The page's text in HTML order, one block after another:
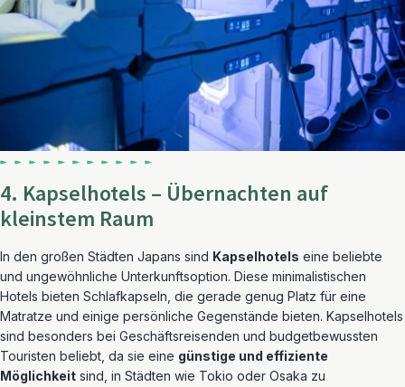
4. Kapselhotels – Übernachten auf
kleinstem Raum
In den großen Städten Japans sind Kapselhotels eine beliebte
und ungewöhnliche Unterkunftsoption. Diese minimalistischen
Hotels bieten Schlafkapseln, die gerade genug Platz für eine
Matratze und einige persönliche Gegenstände bieten. Kapselhotels
sind besonders bei Geschäftsreisenden und budgetbewussten
Touristen beliebt, da sie eine günstige und effiziente
Möglichkeit sind, in Städten wie Tokio oder Osaka zu